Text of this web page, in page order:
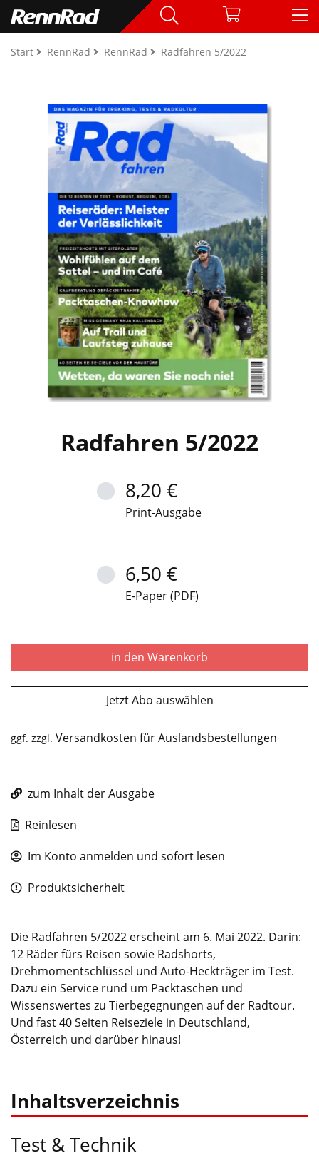
Start RennRad RennRad Radfahren 5/2022
Radfahren 5/2022
8,20 €
Print-Ausgabe
6,50 €
E-Paper (PDF)
in den Warenkorb
Jetzt Abo auswählen
ggf. zzgl. Versandkosten für Auslandsbestellungen
zum Inhalt der Ausgabe
Reinlesen
Im Konto anmelden und sofort lesen
Produktsicherheit
Die Radfahren 5/2022 erscheint am 6. Mai 2022. Darin:
12 Räder fürs Reisen sowie Radshorts,
Drehmomentschlüssel und Auto-Heckträger im Test.
Dazu ein Service rund um Packtaschen und
Wissenswertes zu Tierbegegnungen auf der Radtour.
Und fast 40 Seiten Reiseziele in Deutschland,
Österreich und darüber hinaus!
Inhaltsverzeichnis
Test & Technik